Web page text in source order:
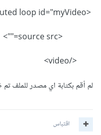
<video autoplay muted loop id="myVideo">
<source src="">
</video>
لم أقم بكتابة اي مصدر للملف تم
اقتباس